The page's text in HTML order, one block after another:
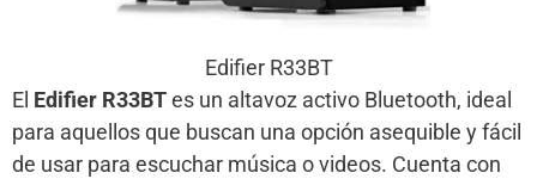
Edifier R33BT
El Edifier R33BTes un altavoz activo Bluetooth, ideal
para aquellos que buscan una opción asequible y fácil
de usar para escuchar música o videos. Cuenta con